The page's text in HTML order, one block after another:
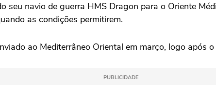
seu navio de guerra HMS Dragon para o Oriente
as condições permitirem.
ao Mediterrâneo Oriental em março, logo após
PUBLICIDADE